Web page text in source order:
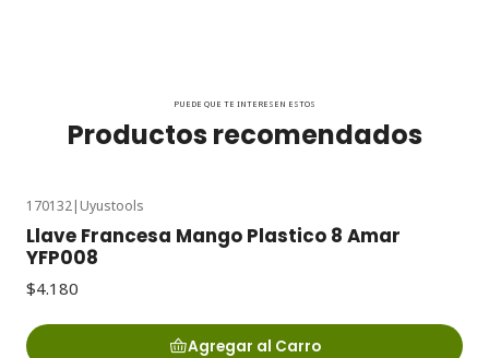
PUEDE QUE TE INTERESEN ESTOS
Productos recomendados
170132| Uyustools
Llave Francesa Mango Plastico 8 Amar
YFP008
$4.180
Agregar al Carro